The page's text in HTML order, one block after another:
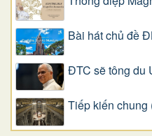
Bài hát chủ đề
ĐTC sẽ tông du
Tiếp kiến chung